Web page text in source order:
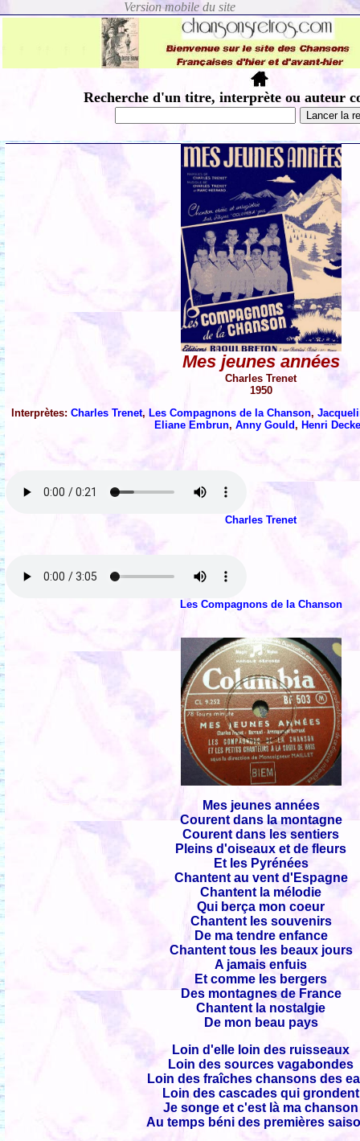
Recherche d'un titre, interprète ou auteur
Mes jeunes années
Charles Trenet
1950
Interprètes: Charles Trenet, Les Compagnons de la Chanson,
Eliane Embrun, Anny Gould, Henri
Charles Trenet
Les Compagnons de la Chanson
Mes jeunes années
Courent dans la montagne
Courent dans les sentiers
Pleins d'oiseaux et de fleurs
Et les Pyrénées
Chantent au vent d'Espagne
Chantent la mélodie
Qui berça mon coeur
Chantent les souvenirs
De ma tendre enfance
Chantent tous les beaux jours
A jamais enfuis
Et comme les bergers
Des montagnes de France
Chantent la nostalgie
De mon beau pays
Loin d'elle loin des ruisseaux
Loin des sources vagabondes
Loin des fraîches chansons des
Loin des cascades qui grondent
Je songe et c'est là ma chanson
Au temps béni des premières